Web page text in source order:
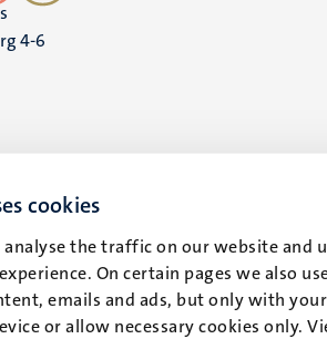
cookies
analyse the traffic on our website and
On certain pages we also
emails and ads, but only with
or allow necessary cookies only.
4-6